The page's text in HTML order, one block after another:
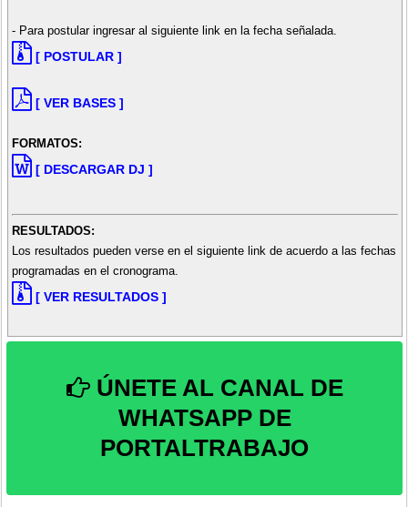
- Para postular ingresar al siguiente link en la fecha señalada.
[ POSTULAR ]
[ VER BASES ]
FORMATOS:
[ DESCARGAR DJ ]
RESULTADOS:
Los resultados pueden verse en el siguiente link de acuerdo a las fechas
programadas en el cronograma.
[ VER RESULTADOS ]
ÚNETE AL CANAL DE
WHATSAPP DE
PORTALTRABAJO